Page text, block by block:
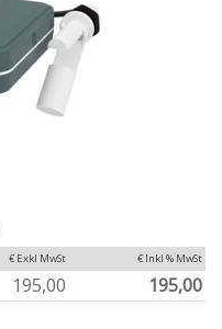
€ Exkl MwSt € Inkl % MwSt
195,00 195,00